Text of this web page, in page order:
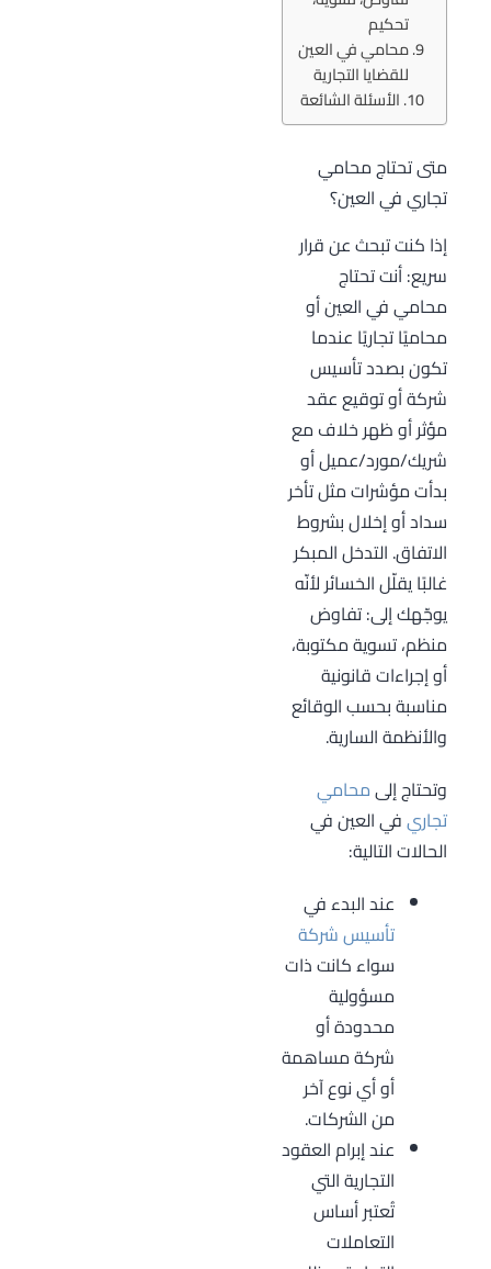
تحكيم
محامي في العين
للقضايا التجارية
الأسئلة الشائعة
متى تحتاج محامي
تجاري في العين؟
إذا كنت تبحث عن قرار
سريع: أنت تحتاج
محامي في العين أو
محاميًا تجاريًا عندما
تكون بصدد تأسيس
شركة أو توقيع عقد
مؤثر أو ظهر خلاف مع
شريك/مورد/عميل أو
بدأت مؤشرات مثل تأخر
سداد أو إخلال بشروط
الاتفاق. التدخل المبكر
غالبًا يقلّل الخسائر لأنّه
يوجّهك إلى: تفاوض
منظم، تسوية مكتوبة،
أو إجراءات قانونية
مناسبة بحسب الوقائع
والأنظمة السارية.
وتحتاج إلىمحامي
تجاريفي العين في
الحالات التالية:
عند البدء في
تأسيس شركة
سواء كانت ذات
مسؤولية
محدودة أو
شركة مساهمة
أو أي نوع آخر
من الشركات.
عند إبرام العقود
التجارية التي
تُعتبر أساس
التعاملات